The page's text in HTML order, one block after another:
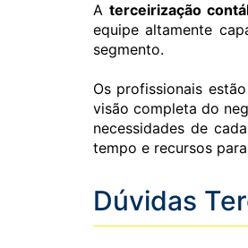
A terceirização
equipe altamente
segmento.
Os profissionais
visão completa do
necessidades de
tempo e recursos
Dúvidas